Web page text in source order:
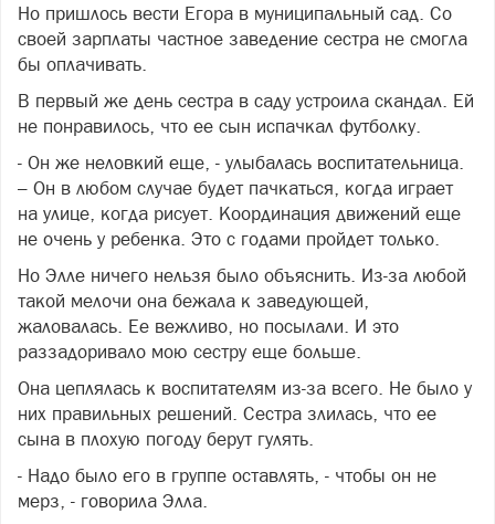
Но пришлось вести Егора в муниципальный сад. Со
своей зарплаты частное заведение сестра не смогла
бы оплачивать.
В первый же день сестра в саду устроила скандал. Ей
не понравилось, что ее сын испачкал футболку.
- Он же неловкий еще, - улыбалась воспитательница.
– Он в любом случае будет пачкаться, когда играет
на улице, когда рисует. Координация движений еще
не очень у ребенка. Это с годами пройдет только.
Но Элле ничего нельзя было объяснить. Из-за любой
такой мелочи она бежала к заведующей,
жаловалась. Ее вежливо, но посылали. И это
раззадоривало мою сестру еще больше.
Она цеплялась к воспитателям из-за всего. Не было у
них правильных решений. Сестра злилась, что ее
сына в плохую погоду берут гулять.
- Надо было его в группе оставлять, - чтобы он не
мерз, - говорила Элла.